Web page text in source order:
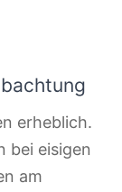
erheblich.
bei eisigen
am